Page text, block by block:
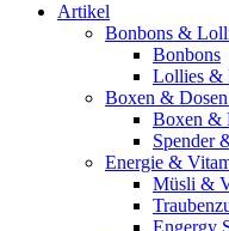
Artikel
Bonbons &
Bonbons
Lollies &
Boxen &
Boxen &
Spender
Energie &
Müsli &